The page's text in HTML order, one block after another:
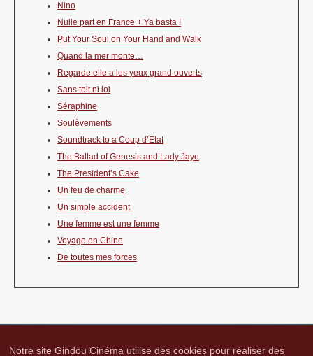
Nino
Nulle part en France + Ya basta !
Put Your Soul on Your Hand and Walk
Quand la mer monte…
Regarde elle a les yeux grand ouverts
Sans toit ni loi
Séraphine
Soulèvements
Soundtrack to a Coup d’Etat
The Ballad of Genesis and Lady Jaye
The President’s Cake
Un feu de charme
Un simple accident
Une femme est une femme
Voyage en Chine
De toutes mes forces
Notre site Gindou Cinéma utilise des cookies pour réaliser des